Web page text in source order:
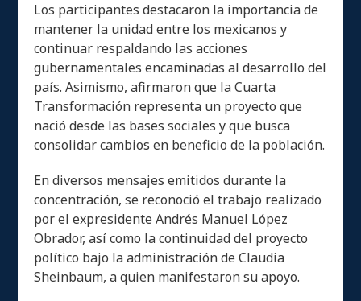
Los participantes destacaron la importancia de
mantener la unidad entre los mexicanos y
continuar respaldando las acciones
gubernamentales encaminadas al desarrollo del
país. Asimismo, afirmaron que la Cuarta
Transformación representa un proyecto que
nació desde las bases sociales y que busca
consolidar cambios en beneficio de la población.
En diversos mensajes emitidos durante la
concentración, se reconoció el trabajo realizado
por el expresidente Andrés Manuel López
Obrador, así como la continuidad del proyecto
político bajo la administración de Claudia
Sheinbaum, a quien manifestaron su apoyo.